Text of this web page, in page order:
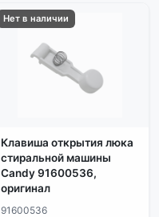
Нет в наличии
Клавиша открытия люка
стиральной машины
Candy 91600536,
оригинал
91600536